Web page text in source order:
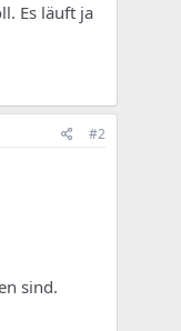
Es läuft ja
#2
sind.